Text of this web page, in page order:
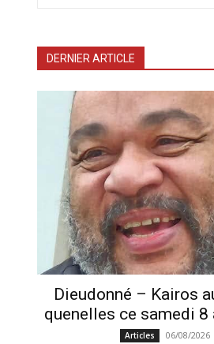
DERNIER ARTICLE
Dieudonné – Kairos
quenelles ce samedi 8
Articles 06/08/2026